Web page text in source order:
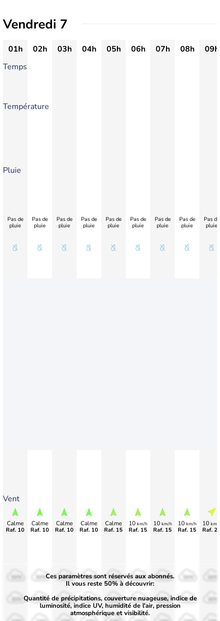
Vendredi 7
01h 02h 03h 04h 05h 06h 07h 08h
09h
Temps
Température
Pluie
Vent
Pas de
pluie
Calme
Raf. 10
Pas de
pluie
Calme
Raf. 10
Pas de
pluie
Calme
Raf. 10
Pas de
pluie
Calme
Raf. 10
Pas de
pluie
Calme
Raf. 15
Pas de
pluie
10 km/h
Raf. 15
Pas de
pluie
10 km/h
Raf. 15
Pas de
pluie
10 km/h
Raf. 15
Pas de
pluie
10 km/
Raf.
50%
30%
50%
30%
50%
30%
50%
30%
50%
30%
50%
30%
50%
30%
Ces paramètres sont réservés aux abonnés.
Il vous reste 50% à découvrir:
Quantité de précipitations, couverture nuageuse, indice de
luminosité, indice UV, humidité de l'air, pression
atmosphérique et visibilité.